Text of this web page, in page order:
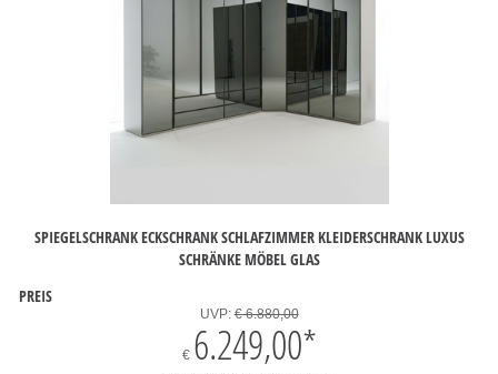
SPIEGELSCHRANK ECKSCHRANK SCHLAFZIMMER KLEIDERSCHRANK LUXUS
SCHRÄNKE MÖBEL GLAS
PREIS
UVP:€ 6.880,00
€ 6.249,00*